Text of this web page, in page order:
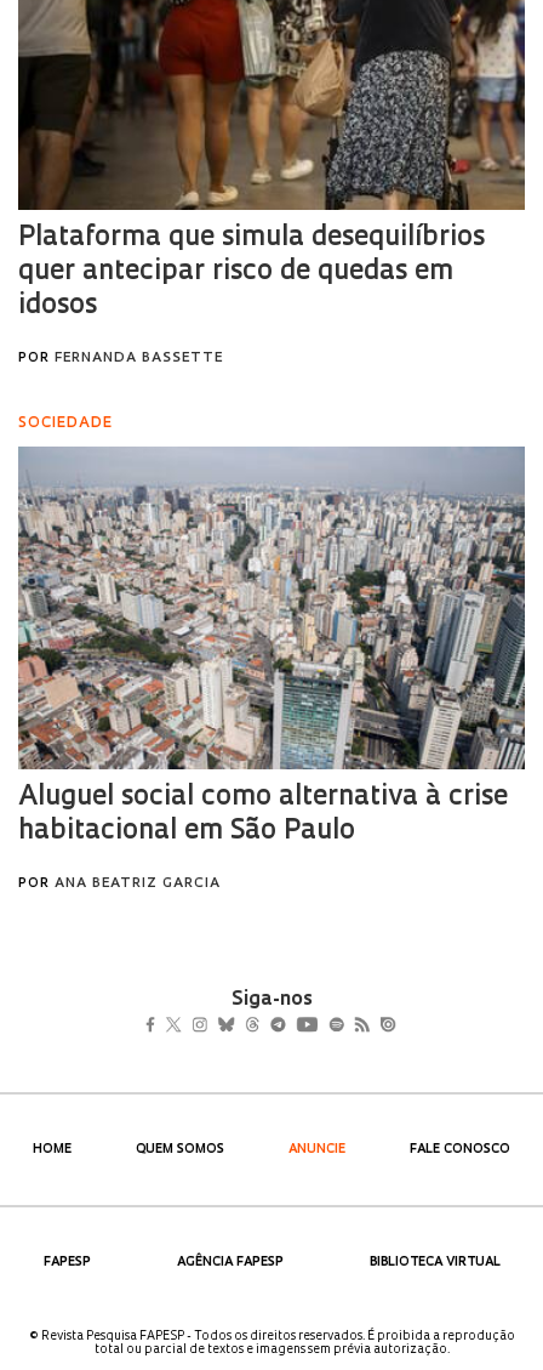
Siga-nos
HOME QUEM SOMOS ANUNCIE FALE CONOSCO
FAPESP AGÊNCIA FAPESP BIBLIOTECA VIRTUAL
© Revista Pesquisa FAPESP - Todos os direitos reservados. É proibida a reprodução
total ou parcial de textos e imagens sem prévia autorização.